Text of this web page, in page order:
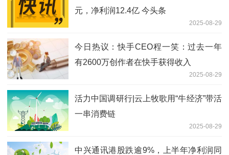
元，净利润12.4亿 今头条
2025-08-29
今日热议：快手CEO程一笑：过去一年
有2600万创作者在快手获得收入
2025-08-29
活力中国调研行|云上牧歌用“牛经济”带活
一串消费链
2025-08-29
中兴通讯港股跌逾9%，上半年净利润同